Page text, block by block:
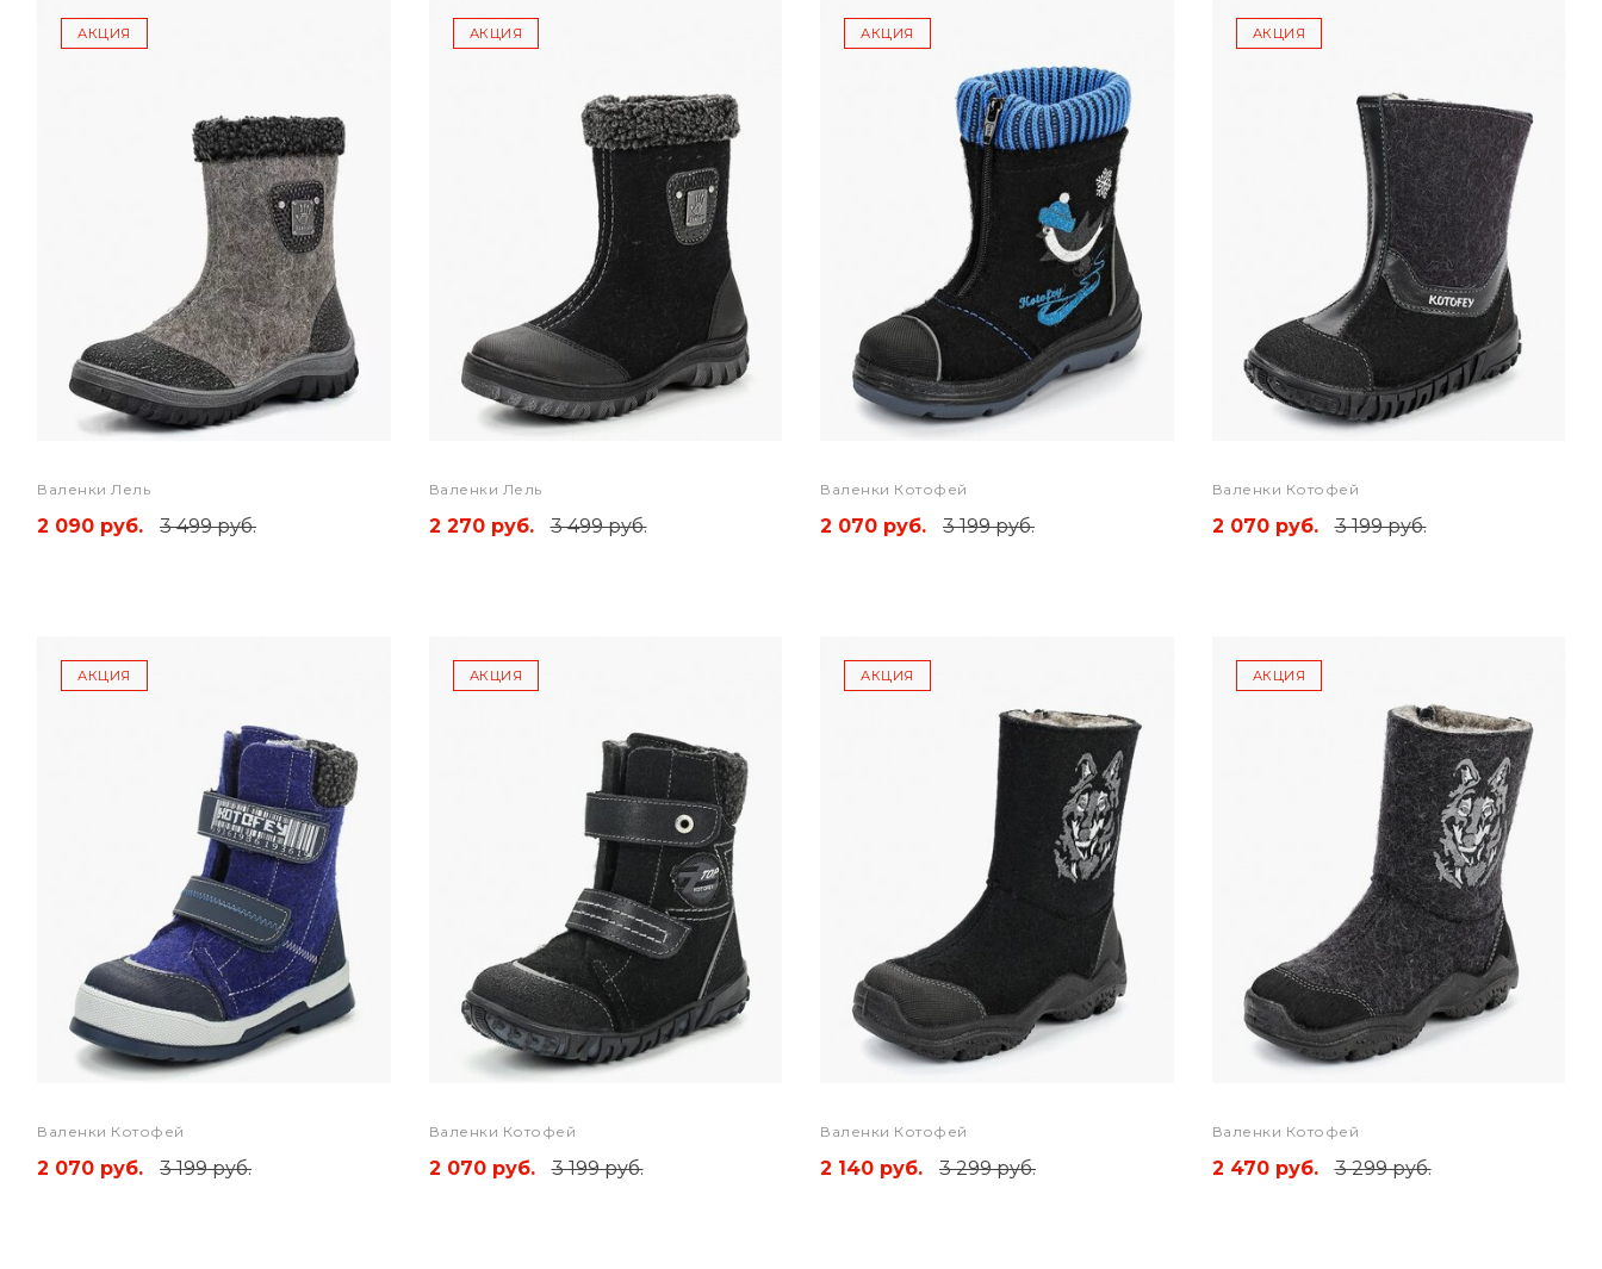
АКЦИЯ
Валенки Лель
2 090 руб. 3 499 руб.
АКЦИЯ
Валенки Лель
2 270 руб. 3 499 руб.
АКЦИЯ
Валенки Котофей
2 070 руб. 3 199 руб.
АКЦИЯ
Валенки Котофей
2 070 руб. 3 199 руб.
АКЦИЯ
Валенки Котофей
2 070 руб. 3 199 руб.
АКЦИЯ
Валенки Котофей
2 070 руб. 3 199 руб.
АКЦИЯ
Валенки Котофей
2 140 руб. 3 299 руб.
АКЦИЯ
Валенки Котофей
2 470 руб. 3 299 руб.